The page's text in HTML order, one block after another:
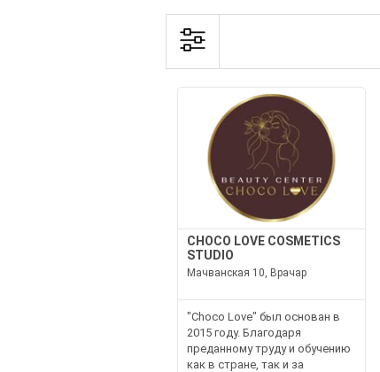
CHOCO LOVE COSMETICS
STUDIO
Мачванская 10, Врачар
"Choco Love" был основан в
2015 году. Благодаря
преданному труду и обучению
как в стране, так и за